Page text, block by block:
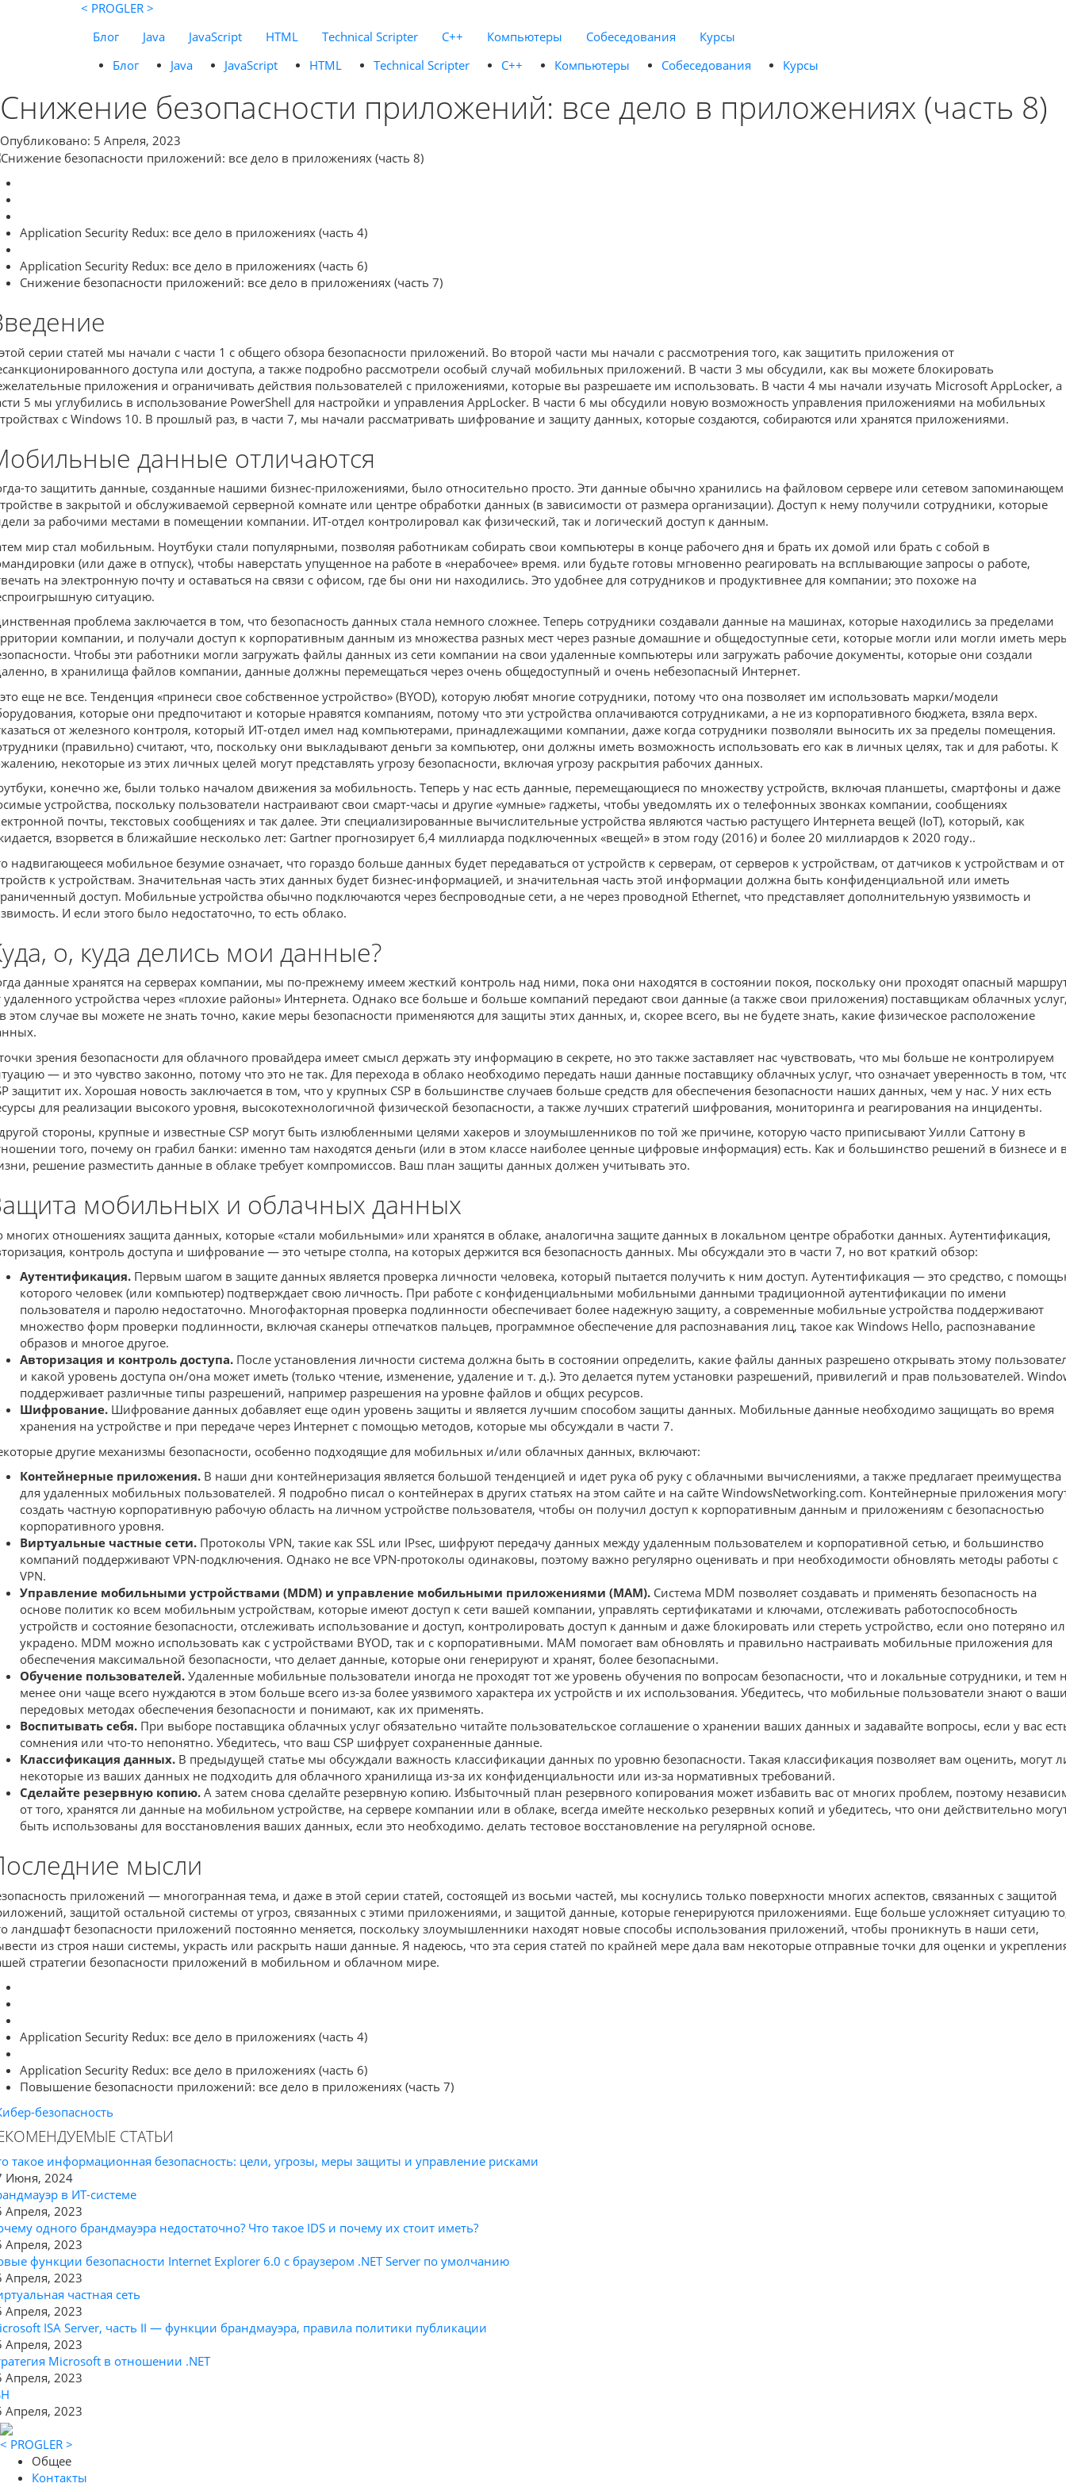
< PROGLER >
Блог
Java JavaScript HTML Technical Scripter C++ Компьютеры Собеседования
Курсы
Блог
Java JavaScript HTML Technical Scripter C++ Компьютеры Собеседования Курсы
Снижение безопасности приложений: все дело в приложениях (часть 8)
Опубликовано: 5 Апреля, 2023
Application Security Redux: все дело в приложениях (часть 4)
Application Security Redux: все дело в приложениях (часть 6)
Снижение безопасности приложений: все дело в приложениях (часть 7)
серии статей мы начали с части 1 с общего обзора безопасности приложений. Во второй части мы начали с рассмотрения того, как защитить приложения от
доступа или доступа, а также подробно рассмотрели особый случай мобильных приложений. В части 3 мы обсудили, как вы можете блокировать
приложения и ограничивать действия пользователей с приложениями, которые вы разрешаете им использовать. В части 4 мы начали изучать Microsoft AppLocker, а
5 мы углубились в использование PowerShell для настройки и управления AppLocker. В части 6 мы обсудили новую возможность управления приложениями на мобильных
с Windows 10. В прошлый раз, в части 7, мы начали рассматривать шифрование и защиту данных, которые создаются, собираются или хранятся приложениями.
данные отличаются
то защитить данные, созданные нашими бизнес-приложениями, было относительно просто. Эти данные обычно хранились на файловом сервере или сетевом запоминающем
в закрытой и обслуживаемой серверной комнате или центре обработки данных (в зависимости от размера организации). Доступ к нему получили сотрудники, которые
за рабочими местами в помещении компании. ИТ-отдел контролировал как физический, так и логический доступ к данным.
мир стал мобильным. Ноутбуки стали популярными, позволяя работникам собирать свои компьютеры в конце рабочего дня и брать их домой или брать с собой в
(или даже в отпуск), чтобы наверстать упущенное на работе в «нерабочее» время. или будьте готовы мгновенно реагировать на всплывающие запросы о работе,
на электронную почту и оставаться на связи с офисом, где бы они ни находились. Это удобнее для сотрудников и продуктивнее для компании; это похоже на
ситуацию.
проблема заключается в том, что безопасность данных стала немного сложнее. Теперь сотрудники создавали данные на машинах, которые находились за пределами
компании, и получали доступ к корпоративным данным из множества разных мест через разные домашние и общедоступные сети, которые могли или могли иметь
Чтобы эти работники могли загружать файлы данных из сети компании на свои удаленные компьютеры или загружать рабочие документы, которые они создали
в хранилища файлов компании, данные должны перемещаться через очень общедоступный и очень небезопасный Интернет.
еще не все. Тенденция «принеси свое собственное устройство» (BYOD), которую любят многие сотрудники, потому что она позволяет им использовать марки/модели
которые они предпочитают и которые нравятся компаниям, потому что эти устройства оплачиваются сотрудниками, а не из корпоративного бюджета, взяла верх.
от железного контроля, который ИТ-отдел имел над компьютерами, принадлежащими компании, даже когда сотрудники позволяли выносить их за пределы помещения.
(правильно) считают, что, поскольку они выкладывают деньги за компьютер, они должны иметь возможность использовать его как в личных целях, так и для работы. К
некоторые из этих личных целей могут представлять угрозу безопасности, включая угрозу раскрытия рабочих данных.
конечно же, были только началом движения за мобильность. Теперь у нас есть данные, перемещающиеся по множеству устройств, включая планшеты, смартфоны и даже
устройства, поскольку пользователи настраивают свои смарт-часы и другие «умные» гаджеты, чтобы уведомлять их о телефонных звонках компании, сообщениях
почты, текстовых сообщениях и так далее. Эти специализированные вычислительные устройства являются частью растущего Интернета вещей (IoT), который, как
взорвется в ближайшие несколько лет: Gartner прогнозирует 6,4 миллиарда подключенных «вещей» в этом году (2016) и более 20 миллиардов к 2020 году..
надвигающееся мобильное безумие означает, что гораздо больше данных будет передаваться от устройств к серверам, от серверов к устройствам, от датчиков к устройствам и от
к устройствам. Значительная часть этих данных будет бизнес-информацией, и значительная часть этой информации должна быть конфиденциальной или иметь
доступ. Мобильные устройства обычно подключаются через беспроводные сети, а не через проводной Ethernet, что представляет дополнительную уязвимость и
И если этого было недостаточно, то есть облако.
о, куда делись мои данные?
данные хранятся на серверах компании, мы по-прежнему имеем жесткий контроль над ними, пока они находятся в состоянии покоя, поскольку они проходят опасный
удаленного устройства через «плохие районы» Интернета. Однако все больше и больше компаний передают свои данные (а также свои приложения) поставщикам облачных
этом случае вы можете не знать точно, какие меры безопасности применяются для защиты этих данных, и, скорее всего, вы не будете знать, какие физическое расположение
зрения безопасности для облачного провайдера имеет смысл держать эту информацию в секрете, но это также заставляет нас чувствовать, что мы больше не контролируем
— и это чувство законно, потому что это не так. Для перехода в облако необходимо передать наши данные поставщику облачных услуг, что означает уверенность в том,
защитит их. Хорошая новость заключается в том, что у крупных CSP в большинстве случаев больше средств для обеспечения безопасности наших данных, чем у нас. У них есть
для реализации высокого уровня, высокотехнологичной физической безопасности, а также лучших стратегий шифрования, мониторинга и реагирования на инциденты.
стороны, крупные и известные CSP могут быть излюбленными целями хакеров и злоумышленников по той же причине, которую часто приписывают Уилли Саттону в
того, почему он грабил банки: именно там находятся деньги (или в этом классе наиболее ценные цифровые информация) есть. Как и большинство решений в бизнесе и
решение разместить данные в облаке требует компромиссов. Ваш план защиты данных должен учитывать это.
мобильных и облачных данных
многих отношениях защита данных, которые «стали мобильными» или хранятся в облаке, аналогична защите данных в локальном центре обработки данных. Аутентификация,
контроль доступа и шифрование — это четыре столпа, на которых держится вся безопасность данных. Мы обсуждали это в части 7, но вот краткий обзор:
Аутентификация. Первым шагом в защите данных является проверка личности человека, который пытается получить к ним доступ. Аутентификация — это средство, с
которого человек (или компьютер) подтверждает свою личность. При работе с конфиденциальными мобильными данными традиционной аутентификации по имени
пользователя и паролю недостаточно. Многофакторная проверка подлинности обеспечивает более надежную защиту, а современные мобильные устройства поддерживают
множество форм проверки подлинности, включая сканеры отпечатков пальцев, программное обеспечение для распознавания лиц, такое как Windows Hello, распознавание
образов и многое другое.
Авторизация и контроль доступа. После установления личности система должна быть в состоянии определить, какие файлы данных разрешено открывать этому
и какой уровень доступа он/она может иметь (только чтение, изменение, удаление и т. д.). Это делается путем установки разрешений, привилегий и прав пользователей.
поддерживает различные типы разрешений, например разрешения на уровне файлов и общих ресурсов.
Шифрование. Шифрование данных добавляет еще один уровень защиты и является лучшим способом защиты данных. Мобильные данные необходимо защищать во время
хранения на устройстве и при передаче через Интернет с помощью методов, которые мы обсуждали в части 7.
другие механизмы безопасности, особенно подходящие для мобильных и/или облачных данных, включают:
Контейнерные приложения. В наши дни контейнеризация является большой тенденцией и идет рука об руку с облачными вычислениями, а также предлагает преимущества
для удаленных мобильных пользователей. Я подробно писал о контейнерах в других статьях на этом сайте и на сайте WindowsNetworking.com. Контейнерные приложения
создать частную корпоративную рабочую область на личном устройстве пользователя, чтобы он получил доступ к корпоративным данным и приложениям с безопасностью
корпоративного уровня.
Виртуальные частные сети. Протоколы VPN, такие как SSL или IPsec, шифруют передачу данных между удаленным пользователем и корпоративной сетью, и большинство
компаний поддерживают VPN-подключения. Однако не все VPN-протоколы одинаковы, поэтому важно регулярно оценивать и при необходимости обновлять методы работы с
VPN.
Управление мобильными устройствами (MDM) и управление мобильными приложениями (MAM). Система MDM позволяет создавать и применять безопасность на
основе политик ко всем мобильным устройствам, которые имеют доступ к сети вашей компании, управлять сертификатами и ключами, отслеживать работоспособность
устройств и состояние безопасности, отслеживать использование и доступ, контролировать доступ к данным и даже блокировать или стереть устройство, если оно потеряно
украдено. MDM можно использовать как с устройствами BYOD, так и с корпоративными. MAM помогает вам обновлять и правильно настраивать мобильные приложения для
обеспечения максимальной безопасности, что делает данные, которые они генерируют и хранят, более безопасными.
Обучение пользователей. Удаленные мобильные пользователи иногда не проходят тот же уровень обучения по вопросам безопасности, что и локальные сотрудники, и тем
менее они чаще всего нуждаются в этом больше всего из-за более уязвимого характера их устройств и их использования. Убедитесь, что мобильные пользователи знают о
передовых методах обеспечения безопасности и понимают, как их применять.
Воспитывать себя. При выборе поставщика облачных услуг обязательно читайте пользовательское соглашение о хранении ваших данных и задавайте вопросы, если у вас
сомнения или что-то непонятно. Убедитесь, что ваш CSP шифрует сохраненные данные.
Классификация данных. В предыдущей статье мы обсуждали важность классификации данных по уровню безопасности. Такая классификация позволяет вам оценить, могут
некоторые из ваших данных не подходить для облачного хранилища из-за их конфиденциальности или из-за нормативных требований.
Сделайте резервную копию. А затем снова сделайте резервную копию. Избыточный план резервного копирования может избавить вас от многих проблем, поэтому
от того, хранятся ли данные на мобильном устройстве, на сервере компании или в облаке, всегда имейте несколько резервных копий и убедитесь, что они действительно
быть использованы для восстановления ваших данных, если это необходимо. делать тестовое восстановление на регулярной основе.
мысли
приложений — многогранная тема, и даже в этой серии статей, состоящей из восьми частей, мы коснулись только поверхности многих аспектов, связанных с защитой
защитой остальной системы от угроз, связанных с этими приложениями, и защитой данные, которые генерируются приложениями. Еще больше усложняет ситуацию
ландшафт безопасности приложений постоянно меняется, поскольку злоумышленники находят новые способы использования приложений, чтобы проникнуть в наши сети,
из строя наши системы, украсть или раскрыть наши данные. Я надеюсь, что эта серия статей по крайней мере дала вам некоторые отправные точки для оценки и
стратегии безопасности приложений в мобильном и облачном мире.
Application Security Redux: все дело в приложениях (часть 4)
Application Security Redux: все дело в приложениях (часть 6)
Повышение безопасности приложений: все дело в приложениях (часть 7)
безопасность
СТАТЬИ
такое информационная безопасность: цели, угрозы, меры защиты и управление рисками
Июня, 2024
в ИТ-системе
Апреля, 2023
одного брандмауэра недостаточно? Что такое IDS и почему их стоит иметь?
Апреля, 2023
функции безопасности Internet Explorer 6.0 с браузером .NET Server по умолчанию
Апреля, 2023
частная сеть
Апреля, 2023
ISA Server, часть II — функции брандмауэра, правила политики публикации
Апреля, 2023
Microsoft в отношении .NET
Апреля, 2023
Апреля, 2023
< PROGLER >
Общее
Контакты